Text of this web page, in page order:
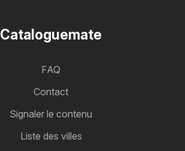
Cataloguemate
FAQ
Contact
Signaler le contenu
Liste des villes